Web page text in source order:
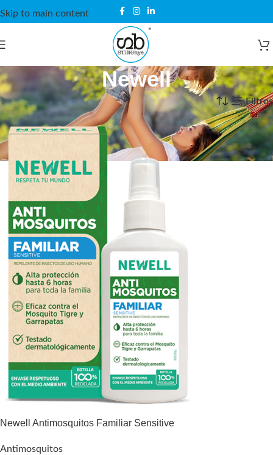
Skip to main content
Newell
Inicio Newell Filtros
Newell Antimosquitos Familiar Sensitive
Antimosquitos